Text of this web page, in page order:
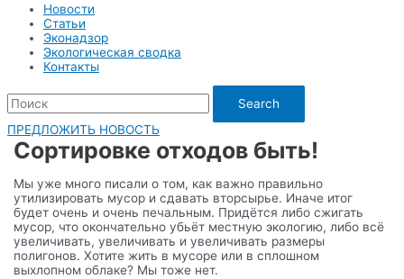
Новости
Статьи
Эконадзор
Экологическая сводка
Контакты
Search
ПРЕДЛОЖИТЬ НОВОСТЬ
Сортировке отходов быть!
Мы уже много писали о том, как важно правильно
утилизировать мусор и сдавать вторсырье. Иначе итог
будет очень и очень печальным. Придётся либо сжигать
мусор, что окончательно убьёт местную экологию, либо всё
увеличивать, увеличивать и увеличивать размеры
полигонов. Хотите жить в мусоре или в сплошном
выхлопном облаке? Мы тоже нет.